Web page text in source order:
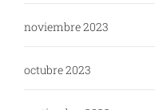
noviembre 2023
octubre 2023